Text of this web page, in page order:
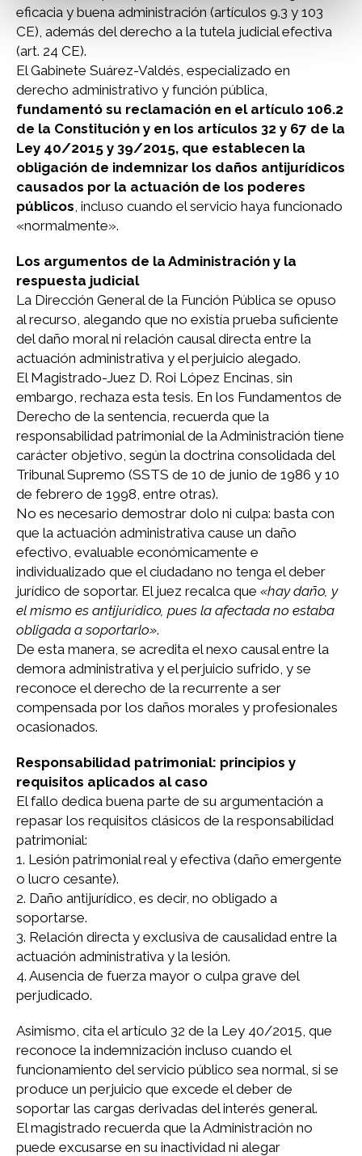
eficacia y buena administración (artículos 9.3 y 103
CE), además del derecho a la tutela judicial efectiva
(art. 24 CE).
El Gabinete Suárez-Valdés, especializado en
derecho administrativo y función pública,
fundamentó su reclamación en el artículo 106.2
de la Constitución y en los artículos 32 y 67 de la
Ley 40/2015 y 39/2015, que establecen la
obligación de indemnizar los daños antijurídicos
causados por la actuación de los poderes
públicos , incluso cuando el servicio haya funcionado
«normalmente».
Los argumentos de la Administración y la
respuesta judicial
La Dirección General de la Función Pública se opuso
al recurso, alegando que no existía prueba suficiente
del daño moral ni relación causal directa entre la
actuación administrativa y el perjuicio alegado.
El Magistrado-Juez D. Roi López Encinas, sin
embargo, rechaza esta tesis. En los Fundamentos de
Derecho de la sentencia, recuerda que la
responsabilidad patrimonial de la Administración tiene
carácter objetivo, según la doctrina consolidada del
Tribunal Supremo (SSTS de 10 de junio de 1986 y 10
de febrero de 1998, entre otras).
No es necesario demostrar dolo ni culpa: basta con
que la actuación administrativa cause un daño
efectivo, evaluable económicamente e
individualizado que el ciudadano no tenga el deber
jurídico de soportar. El juez recalca que «hay daño, y
el mismo es antijurídico, pues la afectada no estaba
obligada a soportarlo».
De esta manera, se acredita el nexo causal entre la
demora administrativa y el perjuicio sufrido, y se
reconoce el derecho de la recurrente a ser
compensada por los daños morales y profesionales
ocasionados.
Responsabilidad patrimonial: principios y
requisitos aplicados al caso
El fallo dedica buena parte de su argumentación a
repasar los requisitos clásicos de la responsabilidad
patrimonial:
1. Lesión patrimonial real y efectiva (daño emergente
o lucro cesante).
2. Daño antijurídico, es decir, no obligado a
soportarse.
3. Relación directa y exclusiva de causalidad entre la
actuación administrativa y la lesión.
4. Ausencia de fuerza mayor o culpa grave del
perjudicado.
Asimismo, cita el artículo 32 de la Ley 40/2015, que
reconoce la indemnización incluso cuando el
funcionamiento del servicio público sea normal, si se
produce un perjuicio que excede el deber de
soportar las cargas derivadas del interés general.
El magistrado recuerda que la Administración no
puede excusarse en su inactividad ni alegar